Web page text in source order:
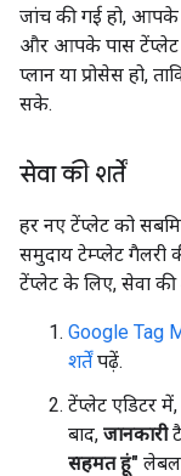
जांच की गई हो, आपके
और आपके पास टेंप्लेट
प्लान या प्रोसेस हो,
सके.
सेवा की शर्तें
हर नए टेंप्लेट को
समुदाय टेम्प्लेट गैलरी
टेंप्लेट के लिए, सेवा की
Google Tag
शर्तेंपढ़ें.
टेंप्लेट एडिटर
बाद, जानकारी
सहमत हूं" लेबल